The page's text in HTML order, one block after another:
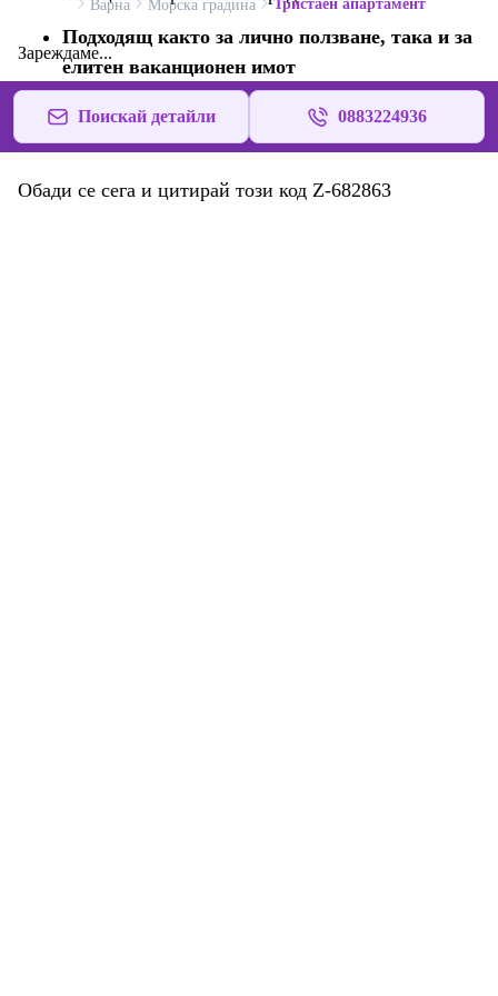
Подходящ както за лично ползване, така и за
елитен ваканционен имот
Ексклузивност и уединение– имот за
ценители на качеството и комфорта
Обади се сега и цитирай този код Z-682863
Варна Морска градина Тристаен апартамент
Зареждаме...
Поискай детайли 0883224936